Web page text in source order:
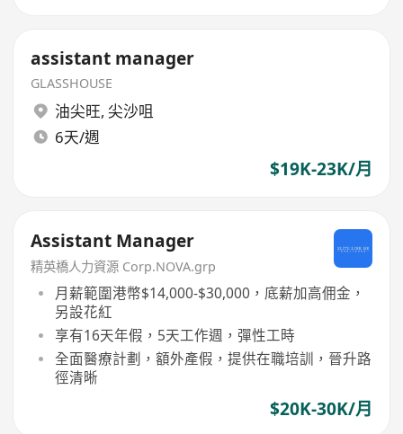
assistant manager
GLASSHOUSE
油尖旺, 尖沙咀
6天/週
$19K-23K/月
Assistant Manager
精英橋人力資源 Corp.NOVA.grp
月薪範圍港幣$14,000-$30,000，底薪加高佣金，
另設花紅
享有16天年假，5天工作週，彈性工時
全面醫療計劃，額外產假，提供在職培訓，晉升路
徑清晰
$20K-30K/月